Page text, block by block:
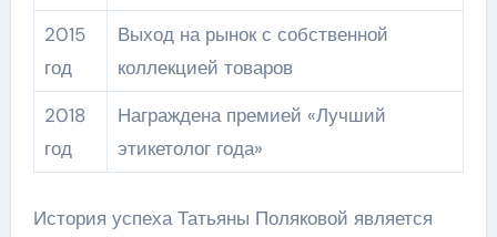
2015
год
Выход на рынок с собственной
коллекцией товаров
2018
год
Награждена премией «Лучший
этикетолог года»
История успеха Татьяны Поляковой является